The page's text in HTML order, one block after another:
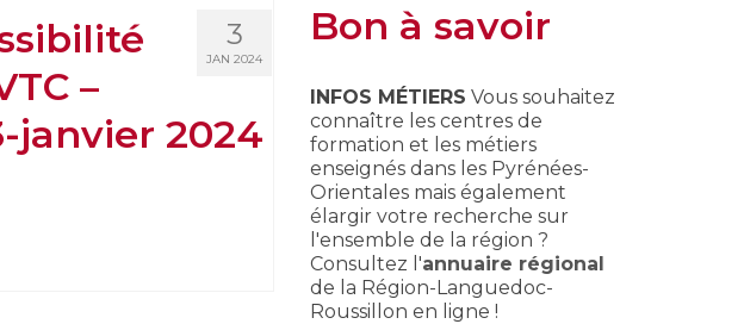
3
JAN 2024
–
janvier 2024
Bon à savoir
INFOS MÉTIERS Vous souhaitez
connaître les centres de
formation et les métiers
enseignés dans les Pyrénées-
Orientales mais également
élargir votre recherche sur
l'ensemble de la région ?
Consultez l'annuaire régional
de la Région-Languedoc-
Roussillon en ligne !